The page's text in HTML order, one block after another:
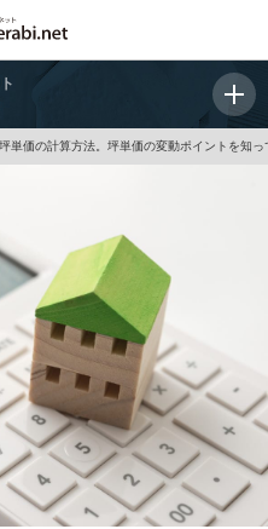
坪単価の計算方法。坪単価の変動ポイントを知